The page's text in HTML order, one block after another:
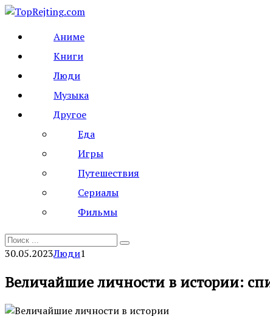
Перейти
контенту
Аниме
Книги
Люди
Музыка
Другое
Еда
Игры
Путешествия
Сериалы
Фильмы
Search
for:
30.05.2023Люди1
Величайшие личности в истории: